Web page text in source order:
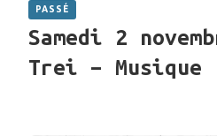
PASSÉ
Samedi 2
Trei – Musique